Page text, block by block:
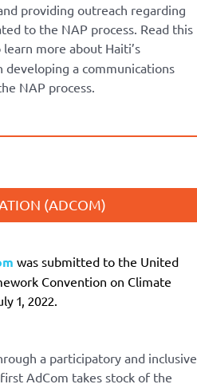
providing outreach regarding
to the NAP process. Read this
more about Haiti’s
developing a communications
NAP process.
(ADCOM)
was submitted to the United
Convention on Climate
1, 2022.
a participatory and inclusive
AdCom takes stock of the